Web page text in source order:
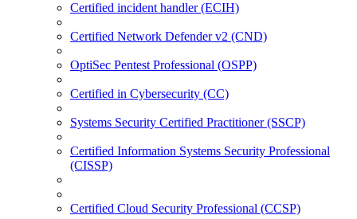
Certified incident handler (ECIH)
Certified Network Defender v2 (CND)
OptiSec Pentest Professional (OSPP)
Certified in Cybersecurity (CC)
Systems Security Certified Practitioner (SSCP)
Certified Information Systems Security Professional
(CISSP)
Certified Cloud Security Professional (CCSP)